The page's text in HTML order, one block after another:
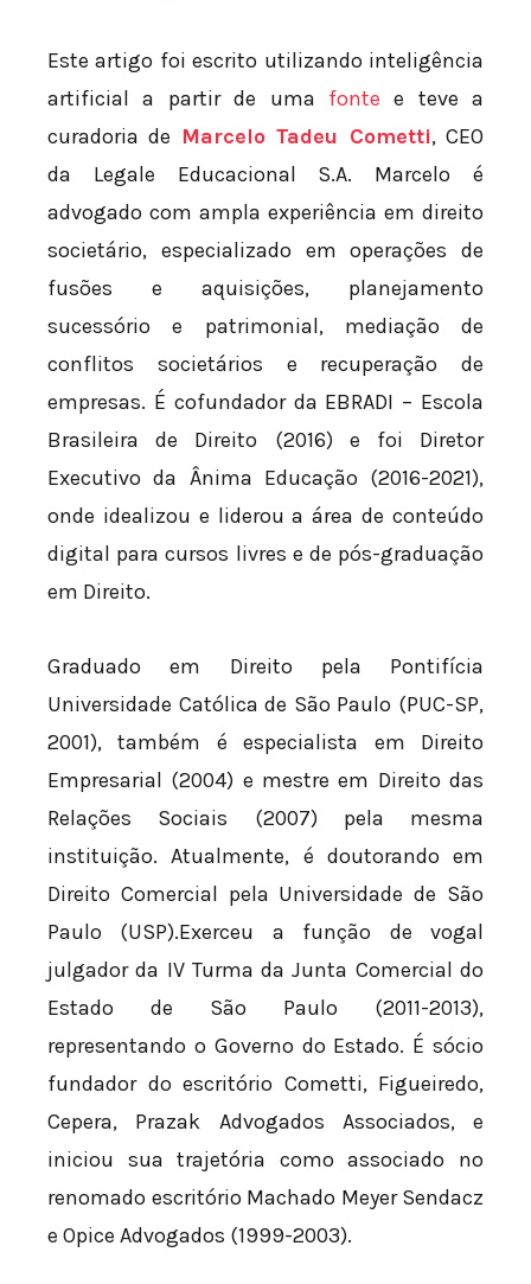
Este artigo foi escrito utilizando inteligência
artificial a partir de uma fonte e teve a
curadoria de Marcelo Tadeu Cometti, CEO
da Legale Educacional S.A. Marcelo é
advogado com ampla experiência em direito
societário, especializado em operações de
fusões e aquisições, planejamento
sucessório e patrimonial, mediação de
conflitos societários e recuperação de
empresas. É cofundador da EBRADI – Escola
Brasileira de Direito (2016) e foi Diretor
Executivo da Ânima Educação (2016-2021),
onde idealizou e liderou a área de conteúdo
digital para cursos livres e de pós-graduação
em Direito.
Graduado em Direito pela Pontifícia
Universidade Católica de São Paulo (PUC-SP,
2001), também é especialista em Direito
Empresarial (2004) e mestre em Direito das
Relações Sociais (2007) pela mesma
instituição. Atualmente, é doutorando em
Direito Comercial pela Universidade de São
Paulo (USP).Exerceu a função de vogal
julgador da IV Turma da Junta Comercial do
Estado de São Paulo (2011-2013),
representando o Governo do Estado. É sócio
fundador do escritório Cometti, Figueiredo,
Cepera, Prazak Advogados Associados, e
iniciou sua trajetória como associado no
renomado escritório Machado Meyer Sendacz
e Opice Advogados (1999-2003).